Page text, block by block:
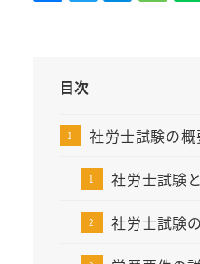
目次
社労士試験の
社労士試験
社労士試験